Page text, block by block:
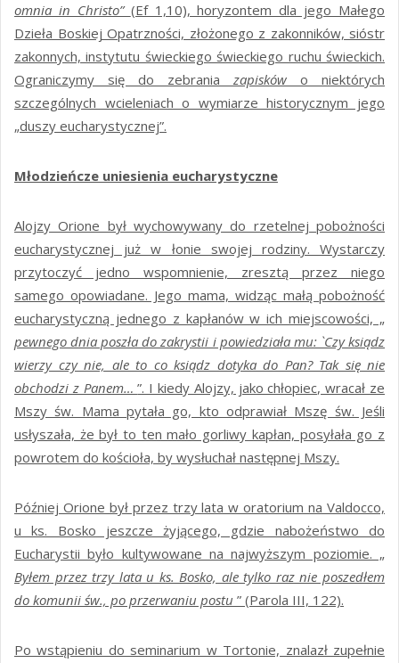
omnia in Christo” (Ef 1,10), horyzontem dla jego Małego
Dzieła Boskiej Opatrzności, złożonego z zakonników, sióstr
zakonnych, instytutu świeckiego świeckiego ruchu świeckich.
Ograniczymy się do zebrania zapisków o niektórych
szczególnych wcieleniach o wymiarze historycznym jego
„duszy eucharystycznej”.
Młodzieńcze uniesienia eucharystyczne
Alojzy Orione był wychowywany do rzetelnej pobożności
eucharystycznej już w łonie swojej rodziny. Wystarczy
przytoczyć jedno wspomnienie, zresztą przez niego
samego opowiadane. Jego mama, widząc małą pobożność
eucharystyczną jednego z kapłanów w ich miejscowości, „
pewnego dnia poszła do zakrystii i powiedziała mu: `Czy ksiądz
wierzy czy nie, ale to co ksiądz dotyka do Pan? Tak się nie
obchodzi z Panem…”. I kiedy Alojzy, jako chłopiec, wracał ze
Mszy św. Mama pytała go, kto odprawiał Mszę św. Jeśli
usłyszała, że był to ten mało gorliwy kapłan, posyłała go z
powrotem do kościoła, by wysłuchał następnej Mszy.
Później Orione był przez trzy lata w oratorium na Valdocco,
u ks. Bosko jeszcze żyjącego, gdzie nabożeństwo do
Eucharystii było kultywowane na najwyższym poziomie. „
Byłem przez trzy lata u ks. Bosko, ale tylko raz nie poszedłem
do komunii św., po przerwaniu postu ” (Parola III, 122).
Po wstąpieniu do seminarium w Tortonie, znalazł zupełnie